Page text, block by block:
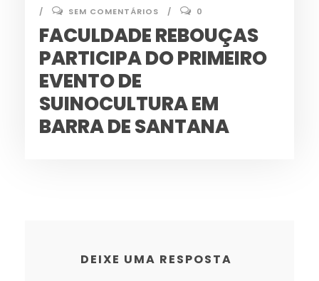
SEM COMENTÁRIOS
0
FACULDADE REBOUÇAS
PARTICIPA DO PRIMEIRO
EVENTO DE
SUINOCULTURA EM
BARRA DE SANTANA
DEIXE UMA RESPOSTA